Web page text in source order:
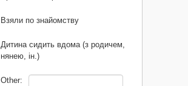
Взяли по знайомству
Дитина сидить вдома (з родичем,
нянею, ін.)
Other: